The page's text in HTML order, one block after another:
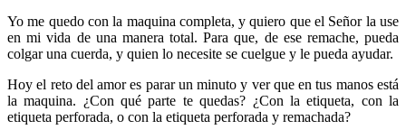
Yo me quedo con la maquina completa, y quiero que el Señor la use
en mi vida de una manera total. Para que, de ese remache, pueda
colgar una cuerda, y quien lo necesite se cuelgue y le pueda ayudar.
Hoy el reto del amor es parar un minuto y ver que en tus manos está
la maquina. ¿Con qué parte te quedas? ¿Con la etiqueta, con la
etiqueta perforada, o con la etiqueta perforada y remachada?